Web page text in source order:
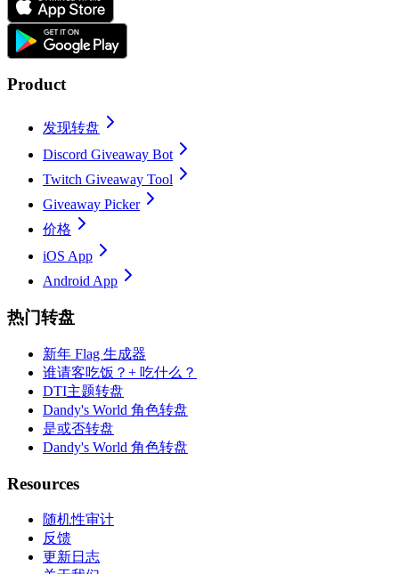
Product
发现转盘
Discord Giveaway Bot
Twitch Giveaway Tool
Giveaway Picker
价格
iOS App
Android App
热门转盘
新年 Flag 生成器
谁请客吃饭？+ 吃什么？
DTI主题转盘
Dandy's World 角色转盘
是或否转盘
Dandy's World 角色转盘
Resources
随机性审计
反馈
更新日志